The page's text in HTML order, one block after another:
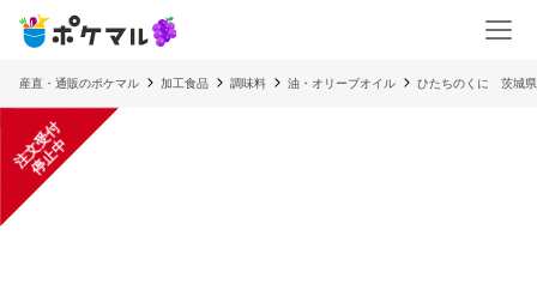
産直・通販のポケマル 加工食品 調味料 油・オリーブオイル ひたちのくに 茨城
注
文
受
付
停
止
中